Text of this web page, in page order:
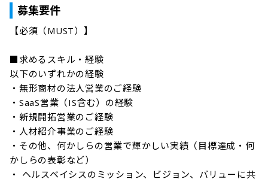
募集要件
【必須（MUST）】
■求めるスキル・経験
以下のいずれかの経験
・無形商材の法人営業のご経験
・SaaS営業（IS含む）の経験
・新規開拓営業のご経験
・人材紹介事業のご経験
・その他、何かしらの営業で輝かしい実績（目標達成・何
かしらの表彰など）
・ ヘルスベイシスのミッション、ビジョン、バリューに共